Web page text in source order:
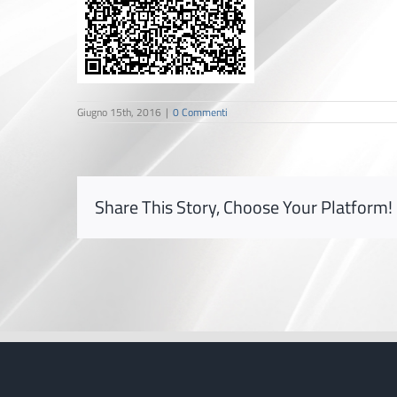
Giugno 15th, 2016 | 0 Commenti
Share This Story, Choose Your Platform!